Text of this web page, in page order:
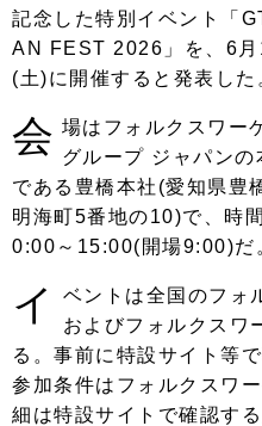
ショップレポート
自動車豆知識
鈑金・塗装
ディテイリング
ディテイリング
ヘッドライト磨き
フィルム・ラッピング
鈑金・塗装
小キズ直し
特集記事
ストップ 不具合修理＆粗悪修理
コラム
ショップ紹介
ショップレポート
レストア
ェクト
イベント告知
記念した特別イベント「
AN FEST 2026」を、6月
(土)に開催すると発表した
会 場はフォルクスワー
グループ ジャパンの
である豊橋本社(愛知県豊
明海町5番地の10)で、時
0:00～15:00(開場9:00)だ
イ
ベントは全国のフォ
およびフォルクスワ
る。事前に特設サイト等
参加条件はフォルクスワ
細は特設サイトで確認する